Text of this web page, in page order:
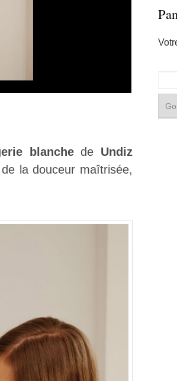
blanchede Undiz
la douceur maîtrisée,